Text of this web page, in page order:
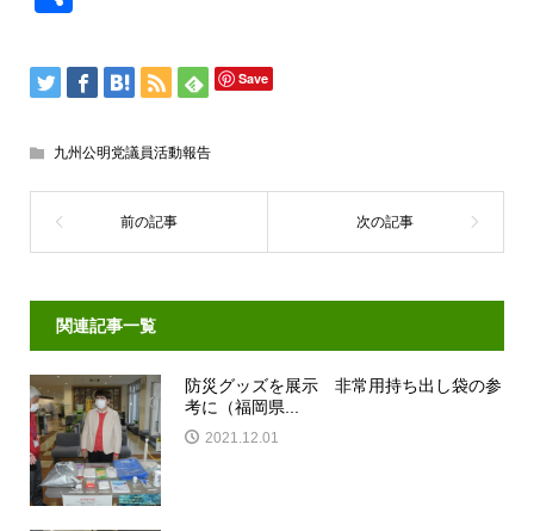
Save
九州公明党議員活動報告
関連記事一覧
防災グッズを展示 非常用持ち出し袋の参
考に（福岡県...
2021.12.01